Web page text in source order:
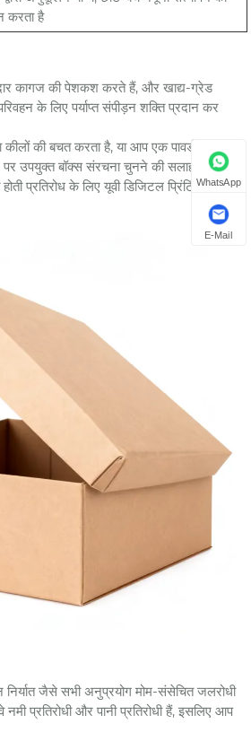
करता है
कागज की पेशकश करते हैं, और खाद्य-ग्रेड
के लिए पर्याप्त संपीड़न शक्ति प्रदान कर
की बचत करता है, या आप एक पावर्ड बॉटम या
उपयुक्त बॉक्स संरचना चुनने की सलाह देते हैं।
प्रतिरोध के लिए यूवी डिजिटल प्रिंटिंग तकनीक
जैसे सभी अनुप्रयोग मोम-संसेचित जलरोधी
प्रतिरोधी और पानी प्रतिरोधी हैं, इसलिए आप
WhatsApp
E-Mail